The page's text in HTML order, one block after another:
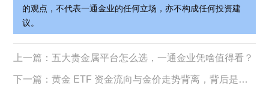
的观点，不代表一通金业的任何立场，亦不构成任何投资建
议。
上一篇： 五大贵金属平台怎么选，一通金业凭啥值得看？
下一篇：黄金 ETF 资金流向与金价走势背离，背后是机构调仓还是情绪分歧？